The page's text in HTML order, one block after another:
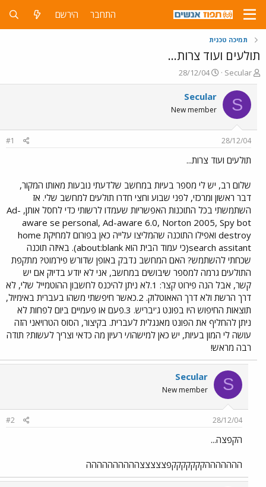
התחבר הירשם
תמיכה טכנית
תולעים ועוד צרות...
פ
ו
ת
ח
ה
ש
א
Secular
פ
ו
ר
ס
ם
ר
28/12/04
S
Secular
New member
28/12/04
#1
תולעים ועוד צרות...
שלום רב, יש לי מספר בעיות במחשב שלדעתי נובעות מאותו המקור,
דבר ראשון ומרכזי, לפני שבוע וחצי חדרו תולעים למחשב שלי. אז
השתמשתי בכל התוכנות האפשריות שעמדו לרשותי כדי לחסל אותן, Ad-
aware se personal, Ad-aware 6.0, Norton 2005, Spy bot
destroy ואפילו התוכנה שהמליצו עלייה כאן בפורום למחיקת home
search assitant(כי עמוד הבית הוא about:blank). באיזה תוכנה
שכחתי להשתמש? האם המחשב נדבק באופן שדורש פירמוט? מתקפת
התולעים גרמה למספר שיבושים במחשב, אני לא יודע בדיוק אם יש
קשר, אבל הנה פירוט קצר: 1.לא ניתן להיכנס לחשבון ההוטמייל שלי, לא
דרך הרשת ולא דרך האאוטלוק. 2.כאשר חיפשתי משהו בעברית באימיול,
תוצאות החיפוש היו בפונט ג'יבריש. 3.פעם או פעמיים ביום לפחות לא
ניתן להחליף את הפונט מאנגלית לעברית. בקיצור, הסוס הטרויאני הזה
עושה לי המון בעיות, יש כאן למישהו/י רעיון מה כדאי וצריך לעשות? תודה
רבה מראש!
S
Secular
New member
28/12/04
#2
הקפצה...
הההההההקקקקקקקפצצצצצהההההההההה